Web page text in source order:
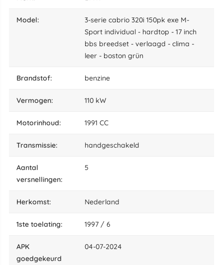
model:
3-serie cabrio 320i 150pk exe M-
Sport individual - hardtop - 17 inch
bbs breedset - verlaagd - clima -
leer - boston grün
brandstof: benzine
vermogen: 110 kW
motorinhoud: 1991 CC
transmissie: handgeschakeld
aantal
versnellingen:
5
herkomst: Nederland
1ste toelating: 1997 / 6
APK
goedgekeurd
04-07-2024